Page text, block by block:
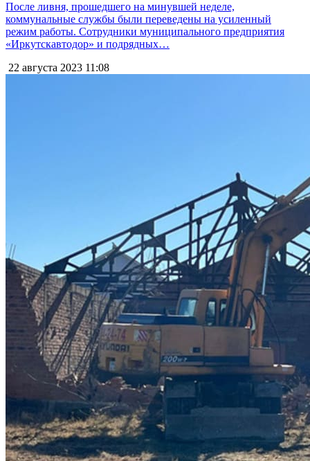
После ливня, прошедшего на минувшей неделе,
коммунальные службы были переведены на усиленный
режим работы. Сотрудники муниципального предприятия
«Иркутскавтодор» и подрядных…
22 августа 2023 11:08